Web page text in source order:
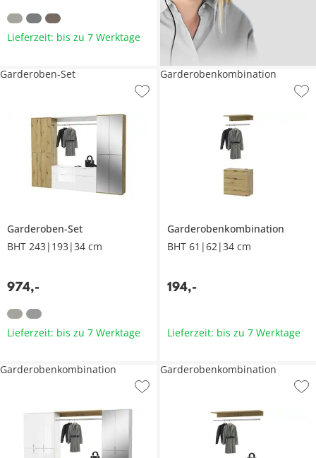
Lieferzeit: bis zu 7 Werktage
Garderoben-Set
BHT 243|193|34 cm
974,-
Garderoben-Set
Lieferzeit: bis zu 7 Werktage
Garderobenkombination
BHT 61|62|34 cm
194,-
Garderobenkombination
Lieferzeit: bis zu 7 Werktage
Garderobenkombination Garderobenkombination